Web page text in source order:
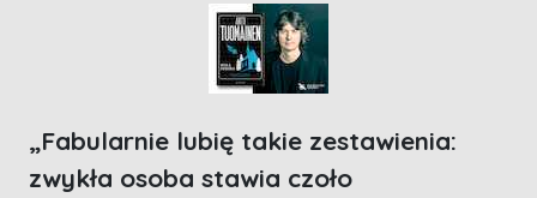
„Fabularnie lubię takie zestawienia:
zwykła osoba stawia czoło